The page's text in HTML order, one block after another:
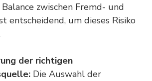
zwischen Fremd- und
entscheidend, um dieses Risiko
der richtigen
Die Auswahl der